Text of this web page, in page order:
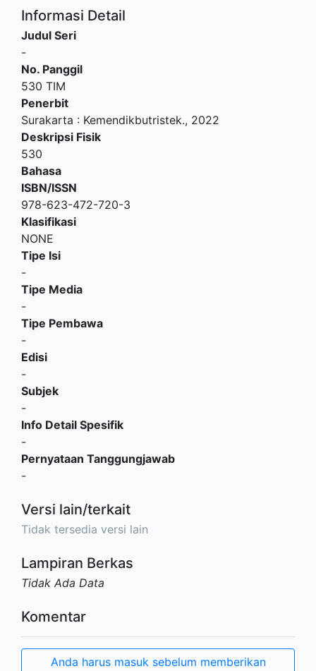
Informasi Detail
Judul Seri
-
No. Panggil
530 TIM
Penerbit
Surakarta : Kemendikbutristek., 2022
Deskripsi Fisik
530
Bahasa
ISBN/ISSN
978-623-472-720-3
Klasifikasi
NONE
Tipe Isi
-
Tipe Media
-
Tipe Pembawa
-
Edisi
-
Subjek
-
Info Detail Spesifik
-
Pernyataan Tanggungjawab
-
Versi lain/terkait
Tidak tersedia versi lain
Lampiran Berkas
Tidak Ada Data
Komentar
Anda harus masuk sebelum memberikan